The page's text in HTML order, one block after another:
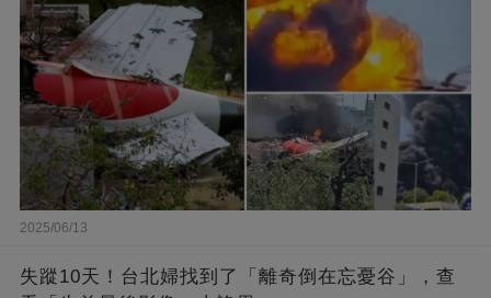
2025/06/13
失蹤10天！台北婦找到了「離奇倒在忘憂谷」，查